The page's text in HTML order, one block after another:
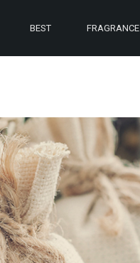
BEST FRAGRANCE